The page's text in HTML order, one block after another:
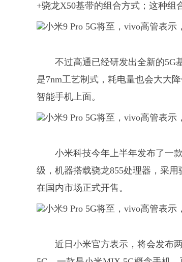
+骁龙X50基带的组合方式；这种组
不过高通已经研发出全新的
是7nm工艺制式，耗电量也会大大
智能手机上面。
小米科技今年上半年发布了一
级，机器搭载骁龙855处理器，采
在国内市场正式开售。
近日小米官方表示，将会发布